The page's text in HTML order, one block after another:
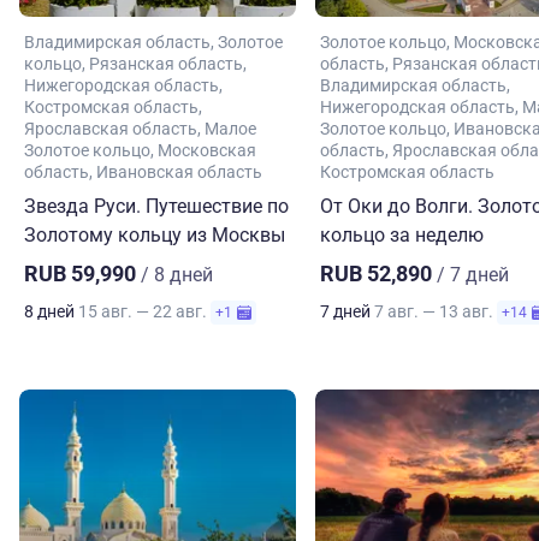
Владимирская область Золотое
кольцо Рязанская область
Нижегородская область
Костромская область
Ярославская область Малое
Золотое кольцо Московская
область Ивановская область
Звезда Руси. Путешествие по
Золотому кольцу из Москвы
RUB 59,990 / 8 дней
8 дней 15 авг. — 22 авг. +1
Золотое кольцо
область Рязанская
Владимирская область
Нижегородская область
Золотое кольцо
область Ярославская
Костромская область
От Оки до Волги.
кольцо за неделю
RUB 52,890 / 7 дней
7 дней 7 авг. — 13 авг. +14